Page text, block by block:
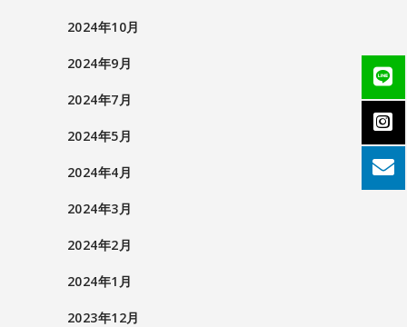
2024年10月
2024年9月
2024年7月
2024年5月
2024年4月
2024年3月
2024年2月
2024年1月
2023年12月